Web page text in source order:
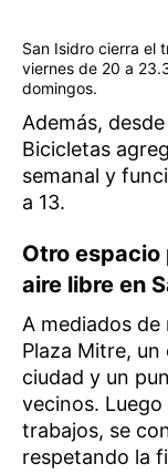
San Isidro cierra el
viernes de 20 a
domingos.
Además,
Bicicletas
semanal y
a 13.
Otro
aire libre en
A mediados de
Plaza Mitre,
ciudad y un
vecinos.
trabajos, se
respetando la